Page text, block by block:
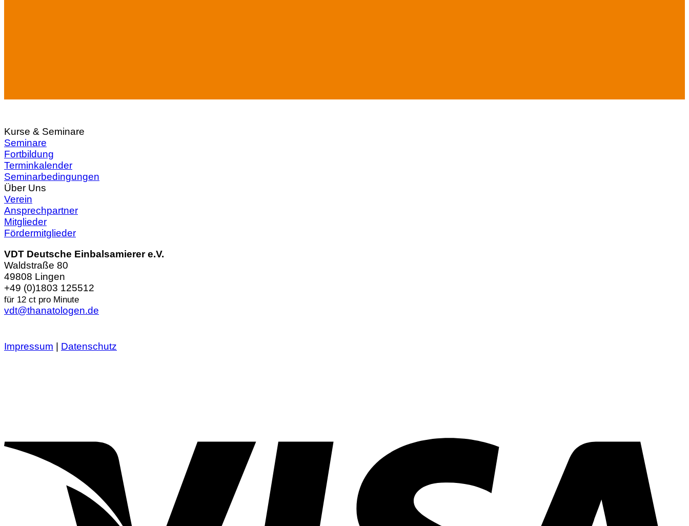
Kurse & Seminare
Seminare
Fortbildung
Terminkalender
Seminarbedingungen
Über Uns
Verein
Ansprechpartner
Mitglieder
Fördermitglieder
VDT Deutsche Einbalsamierer e.V.
Waldstraße 80
49808 Lingen
+49 (0)1803 125512
für 12 ct pro Minute
vdt@thanatologen.de
Impressum Datenschutz